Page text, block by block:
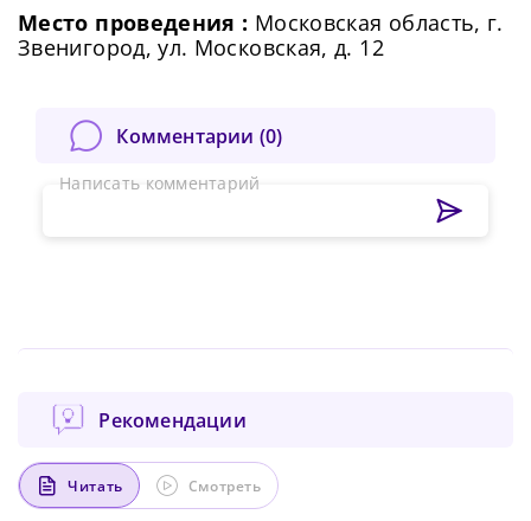
Сменить пароль!
Место проведения : Московская область, г.
Звенигород, ул. Московская, д. 12
Комментарии (0)
Написать комментарий
Рекомендации
Читать Смотреть